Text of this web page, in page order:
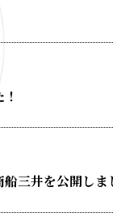
三井を公開しま